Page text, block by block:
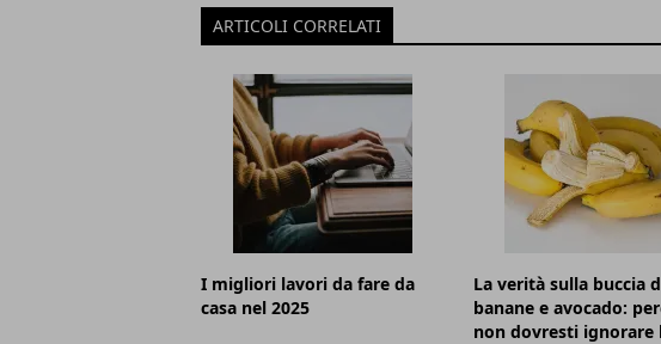
ARTICOLI CORRELATI
I migliori lavori da fare da
casa nel 2025
La verità sulla buccia
banane e avocado:
non dovresti ignorare